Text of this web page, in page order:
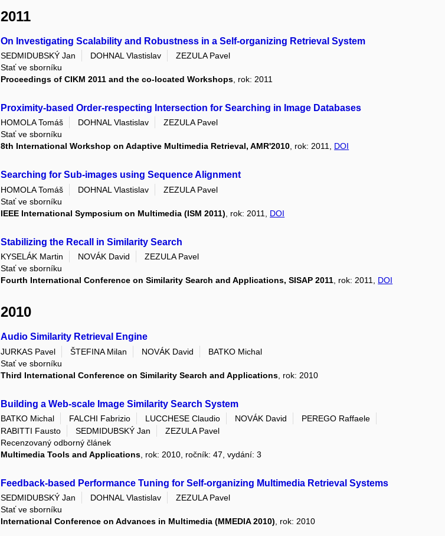
2011
On Investigating Scalability and Robustness in a Self-organizing Retrieval System
SEDMIDUBSKÝ Jan DOHNAL Vlastislav
ZEZULA Pavel
Stať ve sborníku
Proceedings of CIKM 2011 and the co-located Workshops , rok: 2011
Proximity-based Order-respecting Intersection for Searching in Image Databases
HOMOLA Tomáš DOHNAL Vlastislav
ZEZULA Pavel
Stať ve sborníku
8th International Workshop on Adaptive Multimedia Retrieval, AMR'2010, rok: 2011, DOI
Searching for Sub-images using Sequence Alignment
HOMOLA Tomáš DOHNAL Vlastislav
ZEZULA Pavel
Stať ve sborníku
IEEE International Symposium on Multimedia (ISM 2011) , rok: 2011, DOI
Stabilizing the Recall in Similarity Search
KYSELÁK Martin NOVÁK David
ZEZULA Pavel
Stať ve sborníku
Fourth International Conference on Similarity Search and Applications, SISAP 2011 , rok: 2011, DOI
2010
Audio Similarity Retrieval Engine
JURKAS Pavel ŠTEFINA Milan NOVÁK David
BATKO Michal
Stať ve sborníku
Third International Conference on Similarity Search and Applications , rok: 2010
Building a Web-scale Image Similarity Search System
BATKO Michal FALCHI Fabrizio LUCCHESE Claudio NOVÁK David
PEREGO Raffaele
RABITTI Fausto
SEDMIDUBSKÝ Jan
ZEZULA Pavel
Recenzovaný odborný článek
Multimedia Tools and Applications , rok: 2010, ročník: 47, vydání: 3
Feedback-based Performance Tuning for Self-organizing Multimedia Retrieval Systems
SEDMIDUBSKÝ Jan DOHNAL Vlastislav
ZEZULA Pavel
Stať ve sborníku
International Conference on Advances in Multimedia (MMEDIA 2010), rok: 2010